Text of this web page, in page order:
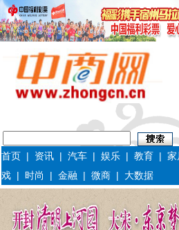
首页 | 资讯 |汽车 |娱乐 |教育 |家
戏 | 时尚 |金融 |微商 | 大数据